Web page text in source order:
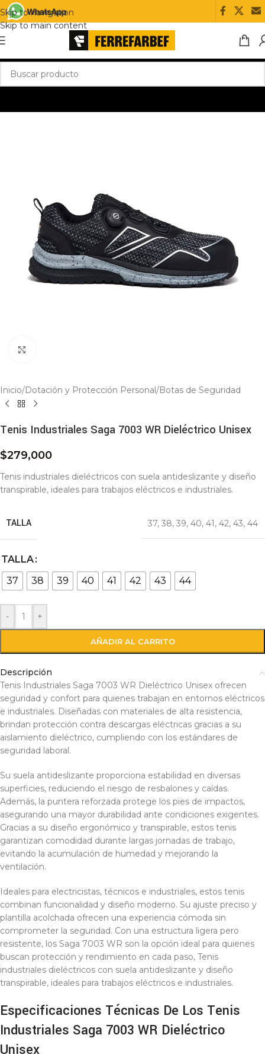
Skip to navigation
Skip to main content
Inicio/Dotación y Protección Personal/Botas de Seguridad
Tenis Industriales Saga 7003 WR Dieléctrico Unisex
$279,000
Tenis industriales dieléctricos con suela antideslizante y diseño
transpirable, ideales para trabajos eléctricos e industriales.
TALLA 37, 38, 39, 40, 41, 42, 43, 44
TALLA
37
38 39 40 41 42 43 44
- +
AÑADIR AL CARRITO
Descripción
Tenis Industriales Saga 7003 WR Dieléctrico Unisex ofrecen
seguridad y confort para quienes trabajan en entornos eléctricos
e industriales. Diseñadas con materiales de alta resistencia,
brindan protección contra descargas eléctricas gracias a su
aislamiento dieléctrico, cumpliendo con los estándares de
seguridad laboral.
Su suela antideslizante proporciona estabilidad en diversas
superficies, reduciendo el riesgo de resbalones y caídas.
Además, la puntera reforzada protege los pies de impactos,
asegurando una mayor durabilidad ante condiciones exigentes.
Gracias a su diseño ergonómico y transpirable, estos tenis
garantizan comodidad durante largas jornadas de trabajo,
evitando la acumulación de humedad y mejorando la
ventilación.
Ideales para electricistas, técnicos e industriales, estos tenis
combinan funcionalidad y diseño moderno. Su ajuste preciso y
plantilla acolchada ofrecen una experiencia cómoda sin
comprometer la seguridad. Con una estructura ligera pero
resistente, los Saga 7003 WR son la opción ideal para quienes
buscan protección y rendimiento en cada paso, Tenis
industriales dieléctricos con suela antideslizante y diseño
transpirable, ideales para trabajos eléctricos e industriales.
Especificaciones Técnicas De Los Tenis
Industriales Saga 7003 WR Dieléctrico
Unisex